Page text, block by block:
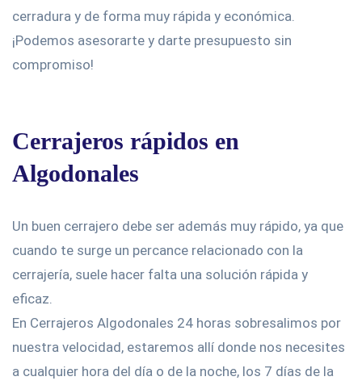
cerradura y de forma muy rápida y económica.
¡Podemos asesorarte y darte presupuesto sin
compromiso!
Cerrajeros rápidos en
Algodonales
Un buen cerrajero debe ser además muy rápido, ya que
cuando te surge un percance relacionado con la
cerrajería, suele hacer falta una solución rápida y
eficaz.
En Cerrajeros Algodonales 24 horas sobresalimos por
nuestra velocidad, estaremos allí donde nos necesites
a cualquier hora del día o de la noche, los 7 días de la